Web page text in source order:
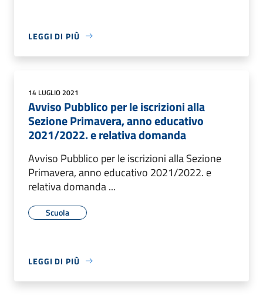
LEGGI DI PIÙ
14 LUGLIO 2021
Avviso Pubblico per le iscrizioni alla
Sezione Primavera, anno educativo
2021/2022. e relativa domanda
Avviso Pubblico per le iscrizioni alla Sezione
Primavera, anno educativo 2021/2022. e
relativa domanda ...
Scuola
LEGGI DI PIÙ